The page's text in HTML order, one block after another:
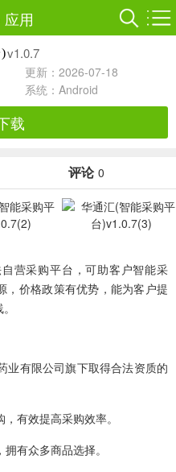
应用
v1.0.7
更新：2026-07-18
系统：Android
载
评论 0
营采购平台，可助客户智能采
，价格政策有优势，能为客户提
业有限公司旗下取得合法资质的
有效提高采购效率。
有众多商品选择。